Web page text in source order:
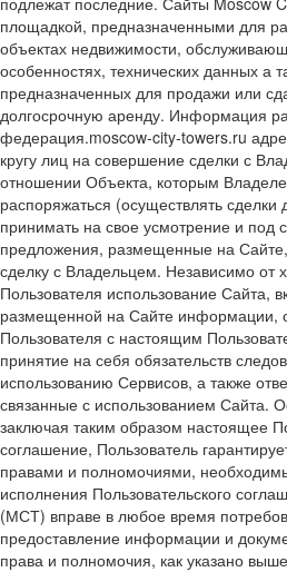
площадкой, предназначенными для
объектах недвижимости,
особенностях, технических данных а
предназначенных для продажи или
долгосрочную аренду. Информация
федерация.moscow-city-towers.ru
кругу лиц на совершение сделки с
отношении Объекта, которым
распоряжаться (осуществлять
принимать на свое усмотрение и под
предложения, размещенные на
сделку с Владельцем. Независимо от
Пользователя использование Сайта,
размещенной на Сайте информации,
Пользователя с настоящим
принятие на себя обязательств
использованию Сервисов, а также
связанные с использованием Сайта.
заключая таким образом настоящее
соглашение, Пользователь
правами и полномочиями,
исполнения Пользовательского
(МСТ) вправе в любое время
предоставление информации и
права и полномочия, как указано